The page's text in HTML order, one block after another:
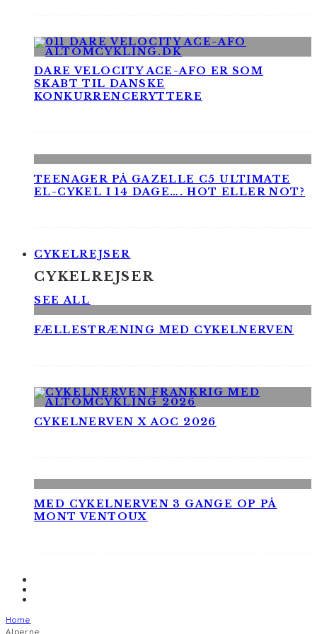
DARE VELOCITY ACE-AFO ER SOM
SKABT TIL DANSKE
KONKURRENCERYTTERE
TEENAGER PÅ GAZELLE C5 ULTIMATE
EL-CYKEL I 14 DAGE…. HOT ELLER NOT?
CYKELREJSER
CYKELREJSER
SEE ALL
FÆLLESTRÆNING MED CYKELNERVEN
CYKELNERVEN X AOC 2026
MED CYKELNERVEN 3 GANGE OP PÅ
MONT VENTOUX
Home
Alperne